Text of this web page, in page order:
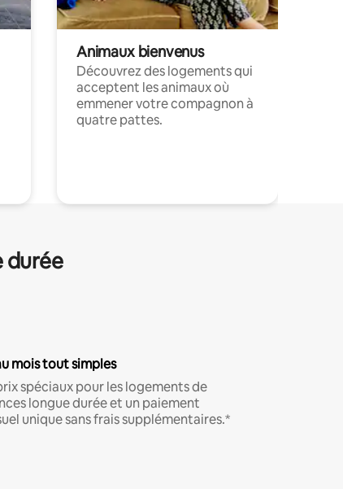
Animaux bienvenus
Découvrez des logements qui
acceptent les animaux où
emmener votre compagnon à
quatre pattes.
durée
mois tout simples
spéciaux pour les logements de
longue durée et un paiement
unique sans frais supplémentaires.*